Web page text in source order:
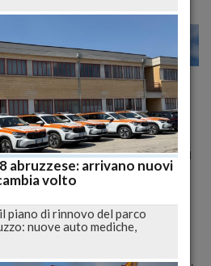
22
2015 14:36
portare a un aumento
infettive come l'Ebola e il virus del
da
of Parasitology presso la
sulla rivista Philosophical
B.
abruzzese: arrivano nuovi
volto
piano di rinnovo del parco
nuove auto mediche,